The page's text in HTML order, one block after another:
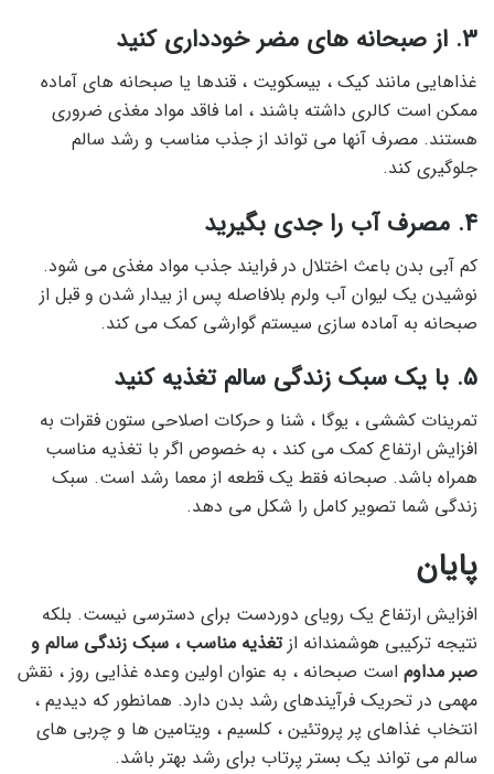
3. از صبحانه های مضر خودداری کنید
غذاهایی مانند کیک ، بیسکویت ، قندها یا صبحانه های آماده
ممکن است کالری داشته باشند ، اما فاقد مواد مغذی ضروری
هستند. مصرف آنها می تواند از جذب مناسب و رشد سالم
جلوگیری کند.
4. مصرف آب را جدی بگیرید
کم آبی بدن باعث اختلال در فرایند جذب مواد مغذی می شود.
نوشیدن یک لیوان آب ولرم بلافاصله پس از بیدار شدن و قبل از
صبحانه به آماده سازی سیستم گوارشی کمک می کند.
5. با یک سبک زندگی سالم تغذیه کنید
تمرینات کششی ، یوگا ، شنا و حرکات اصلاحی ستون فقرات به
افزایش ارتفاع کمک می کند ، به خصوص اگر با تغذیه مناسب
همراه باشد. صبحانه فقط یک قطعه از معما رشد است. سبک
زندگی شما تصویر کامل را شکل می دهد.
پایان
افزایش ارتفاع یک رویای دوردست برای دسترسی نیست. بلکه
نتیجه ترکیبی هوشمندانه ازتغذیه مناسب ، سبک زندگی سالم و
صبر مداوم است صبحانه ، به عنوان اولین وعده غذایی روز ، نقش
مهمی در تحریک فرآیندهای رشد بدن دارد. همانطور که دیدیم ،
انتخاب غذاهای پر پروتئین ، کلسیم ، ویتامین ها و چربی های
سالم می تواند یک بستر پرتاب برای رشد بهتر باشد.